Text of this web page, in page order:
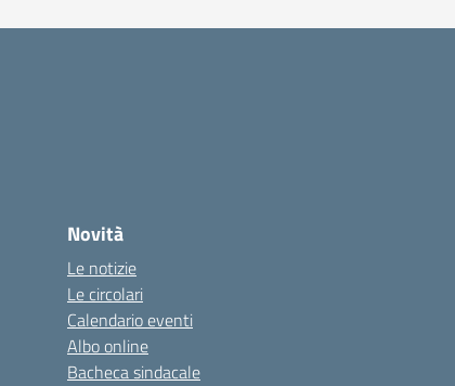
Novità
Le notizie
Le circolari
Calendario eventi
Albo online
Bacheca sindacale